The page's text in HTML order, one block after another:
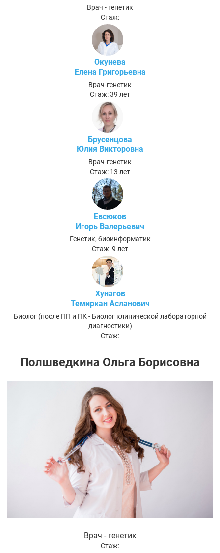
Врач - генетик
Стаж:
Окунева
Елена Григорьевна
Врач-генетик
Стаж: 39 лет
Брусенцова
Юлия Викторовна
Врач-генетик
Стаж: 13 лет
Евсюков
Игорь Валерьевич
Генетик, биоинформатик
Стаж: 9 лет
Хунагов
Темиркан Асланович
Биолог (после ПП и ПК - Биолог клинической лабораторной
диагностики)
Стаж:
Полшведкина Ольга Борисовна
Врач - генетик
Стаж: